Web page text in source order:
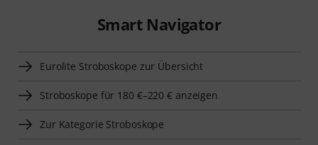
Smart Navigator
Eurolite Stroboskope zur Übersicht
Stroboskope für 180 €–220 € anzeigen
Zur Kategorie Stroboskope